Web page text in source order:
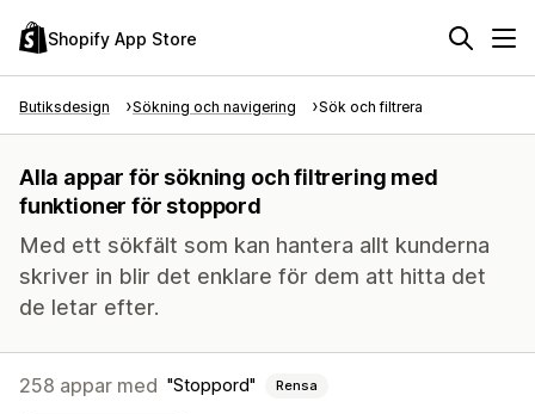
Shopify App Store
Butiksdesign Sökning och navigering Sök och filtrera
Alla appar för sökning och filtrering med
funktioner för stoppord
Med ett sökfält som kan hantera allt kunderna
skriver in blir det enklare för dem att hitta det
de letar efter.
258 appar med Stoppord Rensa